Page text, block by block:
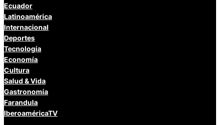
Ecuador
Latinoamérica
Internacional
Deportes
Tecnología
Economía
Cultura
Salud & Vida
Gastronomía
Farandula
IberoaméricaTV